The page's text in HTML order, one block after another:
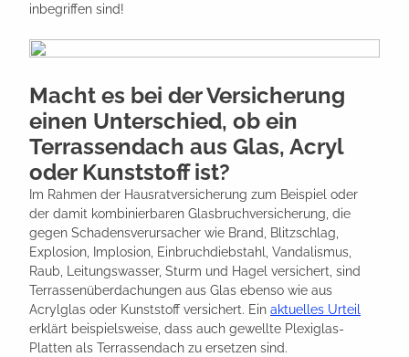
inbegriffen sind!
Macht es bei der Versicherung
einen Unterschied, ob ein
Terrassendach aus Glas, Acryl
oder Kunststoff ist?
Im Rahmen der Hausratversicherung zum Beispiel oder
der damit kombinierbaren Glasbruchversicherung, die
gegen Schadensverursacher wie Brand, Blitzschlag,
Explosion, Implosion, Einbruchdiebstahl, Vandalismus,
Raub, Leitungswasser, Sturm und Hagel versichert, sind
Terrassenüberdachungen aus Glas ebenso wie aus
Acrylglas oder Kunststoff versichert. Ein aktuelles Urteil
erklärt beispielsweise, dass auch gewellte Plexiglas-
Platten als Terrassendach zu ersetzen sind.